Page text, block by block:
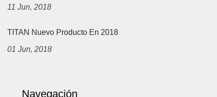
11 Jun, 2018
TITAN Nuevo Producto En 2018
01 Jun, 2018
Navegación